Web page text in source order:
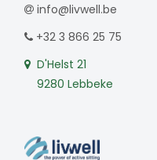
info@livwell.be
+32 3 866 25 75
D'Helst 21
9280 Lebbeke